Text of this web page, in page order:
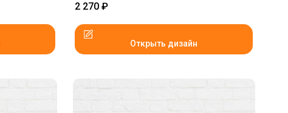
2 270 ₽
Открыть дизайн